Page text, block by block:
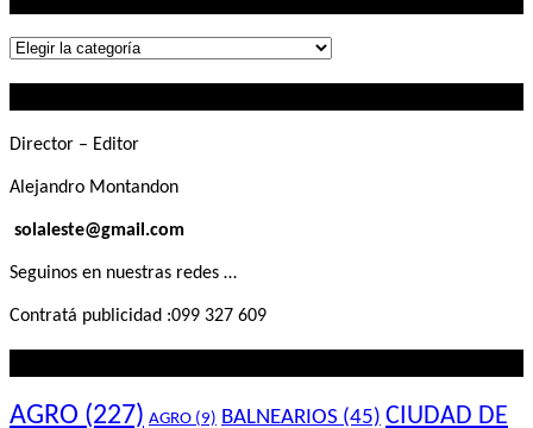
Lo
Director – Editor
Alejandro Montandon
solaleste@gmail.com
Seguinos en nuestras redes …
Contratá publicidad :099 327 609
AGRO (227) AGRO (9) BALNEARIOS (45) CIUDAD DE